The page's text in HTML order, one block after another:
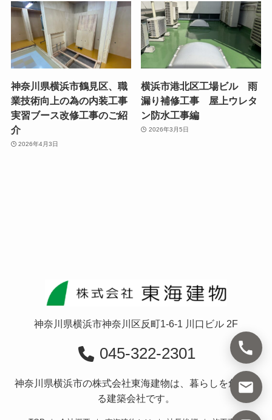
神奈川県横浜市鶴見区、職
業技術向上の為の内装工事
実習ブース改修工事のご紹
介
2026年4月3日
横浜市港北区工場ビル 雨
漏り補修工事 屋上ウレタ
ン防水工事編
2026年3月5日
神奈川県横浜市神奈川区反町1-6-1 川口ビル 2F
045-322-2301
神奈川県横浜市の株式会社東海建物は、暮らしを創造す
る建築会社です。